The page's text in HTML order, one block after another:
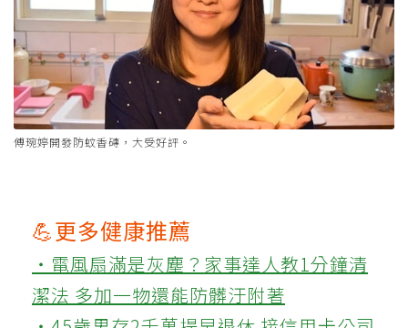
傅琬婷開發防蚊香磚，大受好評。
💪更多健康推薦
‧電風扇滿是灰塵？家事達人教1分鐘清
潔法 多加一物還能防髒汙附著